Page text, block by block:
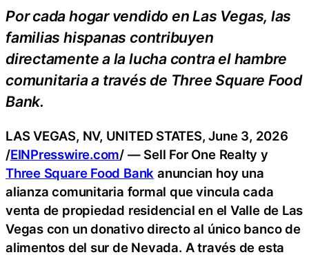
Por cada hogar vendido en Las Vegas, las
familias hispanas contribuyen
directamente a la lucha contra el hambre
comunitaria a través de Three Square Food
Bank.
LAS VEGAS, NV, UNITED STATES, June 3, 2026
/EINPresswire.com/ — Sell For One Realty y
Three Square Food Bank anuncian hoy una
alianza comunitaria formal que vincula cada
venta de propiedad residencial en el Valle de Las
Vegas con un donativo directo al único banco de
alimentos del sur de Nevada. A través de esta